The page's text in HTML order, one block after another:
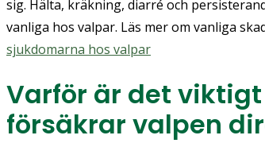
sig. Hälta, kräkning, diarré och
vanliga hos valpar. Läs mer om vanliga
sjukdomarna hos valpar
Varför är det
försäkrar valpen